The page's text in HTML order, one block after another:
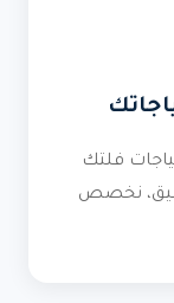
فلتك
نخصص